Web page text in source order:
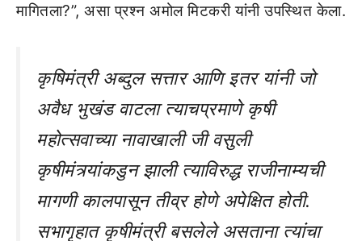
मागितला?”, असा प्रश्न अमोल मिटकरी यांनी उपस्थित केला.
कृषिमंत्री अब्दुल सत्तार आणि इतर यांनी जो
अवैध भुखंड वाटला त्याचप्रमाणे कृषी
महोत्सवाच्या नावाखाली जी वसुली
कृषीमंत्र्यांकडुन झाली त्याविरुद्ध राजीनाम्यची
मागणी कालपासून तीव्र होणे अपेक्षित होती.
सभागृहात कृषीमंत्री बसलेले असताना त्यांचा